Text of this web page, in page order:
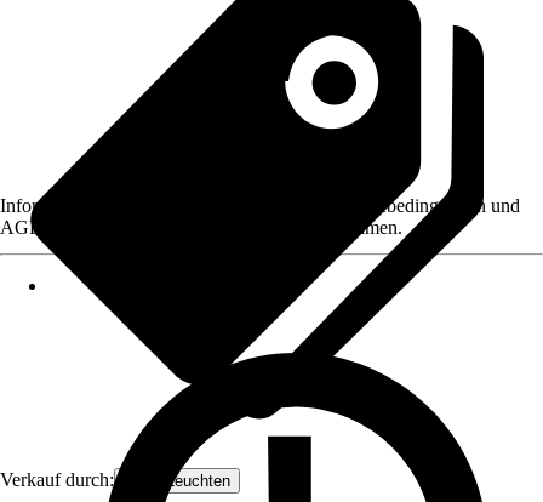
Verkauf durch: Orion Leuchten
Informationen des Verkäufers, wie z. B. Rückgabebedingungen und
AGB, finden Sie bei Klick auf den Verkäufernamen.